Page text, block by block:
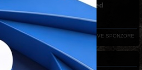
have no flash plugin installed
latest version fromhere
VIDI SVE SPONZORE